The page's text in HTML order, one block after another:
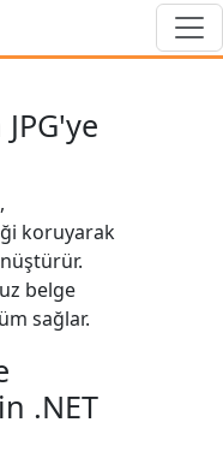
koruyarak
belge
sağlar.
.NET